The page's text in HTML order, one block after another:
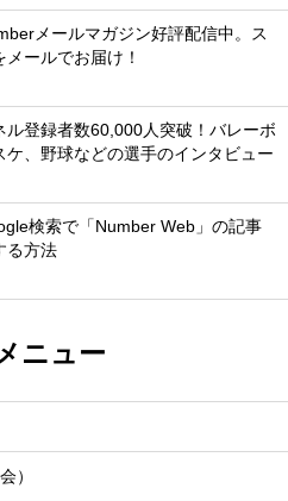
メールマガジン好評配信中。ス
ールでお届け！
ル登録者数60,000人突破！バレーボ
ケ、野球などの選手のインタビュー
検索で「Number Web」の記事
る方法
ニュー
）